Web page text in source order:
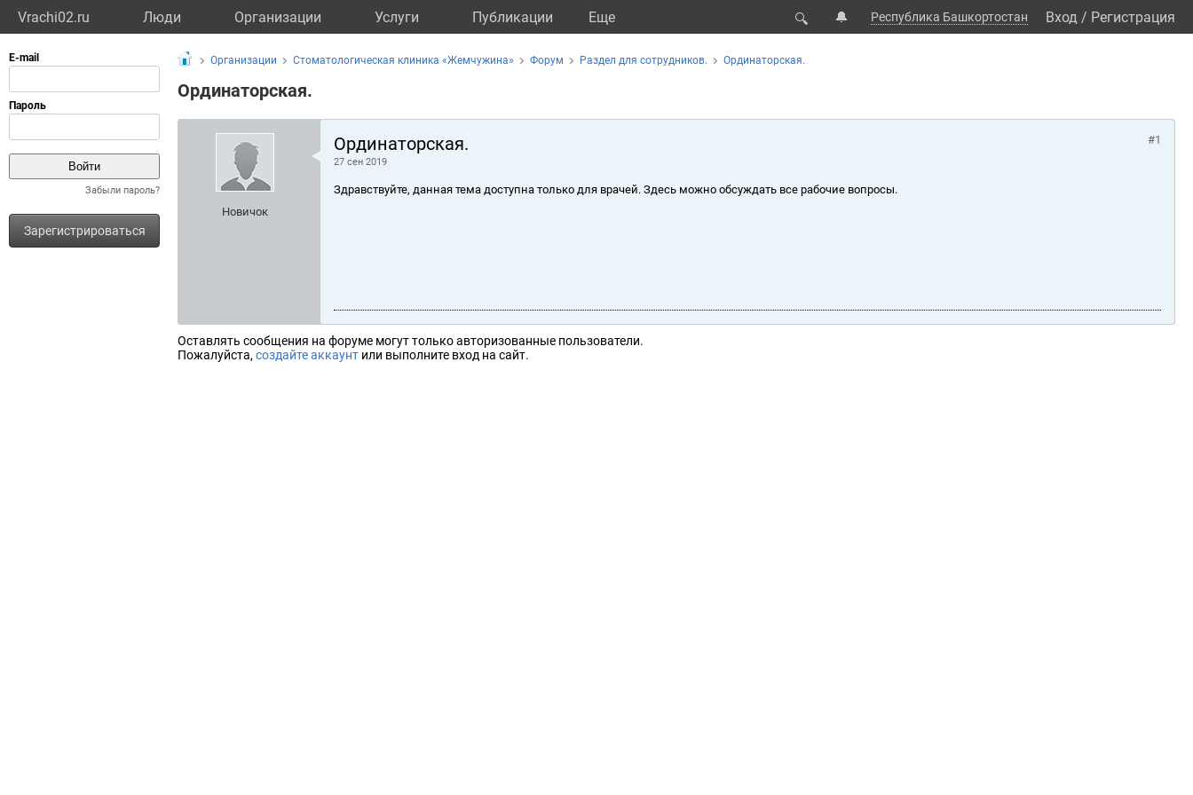
Vrachi02.ru Люди Организации Услуги Публикации Eще 🔍 🔔 Республика Башкортостан Вход / Регистрация
Забыли пароль?
Зарегистрироваться
Организации Стоматологическая клиника «Жемчужина» Форум Раздел для сотрудников. Ординаторская.
Ординаторская.
Новичок
Ординаторская.
27 сен 2019
#1
Здравствуйте, данная тема доступна только для врачей. Здесь можно обсуждать все рабочие вопросы.
Оставлять сообщения на форуме могут только авторизованные пользователи.
Пожалуйста, создайте аккаунт или выполните вход на сайт.